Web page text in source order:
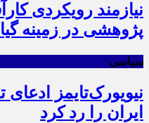
نیازمند رویکردی
پژوهشی در زمینه
سیاسی
نیویورک‌تایمز ادعای
ایران را رد کرد